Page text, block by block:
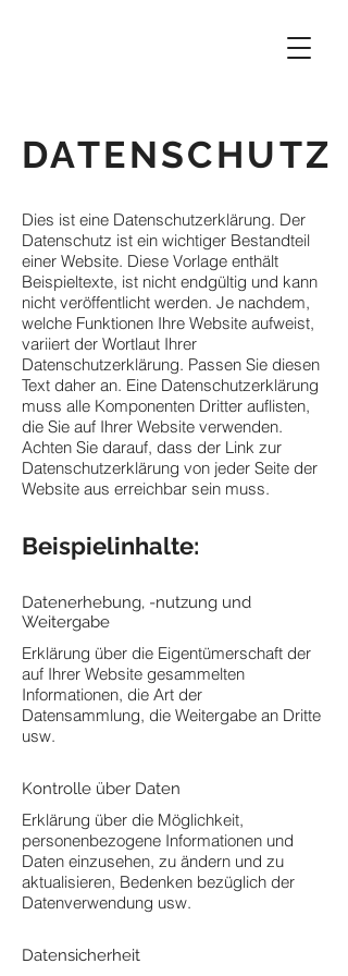
DATENSCHUTZ
Dies ist eine Datenschutzerklärung. Der
Datenschutz ist ein wichtiger Bestandteil
einer Website. Diese Vorlage enthält
Beispieltexte, ist nicht endgültig und kann
nicht veröffentlicht werden. Je nachdem,
welche Funktionen Ihre Website aufweist,
variiert der Wortlaut Ihrer
Datenschutzerklärung. Passen Sie diesen
Text daher an. Eine Datenschutzerklärung
muss alle Komponenten Dritter auflisten,
die Sie auf Ihrer Website verwenden.
Achten Sie darauf, dass der Link zur
Datenschutzerklärung von jeder Seite der
Website aus erreichbar sein muss.
Beispielinhalte:
Datenerhebung, -nutzung und
Weitergabe
Erklärung über die Eigentümerschaft der
auf Ihrer Website gesammelten
Informationen, die Art der
Datensammlung, die Weitergabe an Dritte
usw.
Kontrolle über Daten
Erklärung über die Möglichkeit,
personenbezogene Informationen und
Daten einzusehen, zu ändern und zu
aktualisieren, Bedenken bezüglich der
Datenverwendung usw.
Datensicherheit